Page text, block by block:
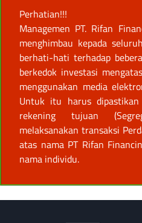
Perhatian!!!
Managemen PT. Rifan
menghimbau kepada
berhati-hati terhadap
berkedok investasi
menggunakan media
Untuk itu harus
rekening tujuan
melaksanakan transaksi
atas nama PT Rifan
nama individu.